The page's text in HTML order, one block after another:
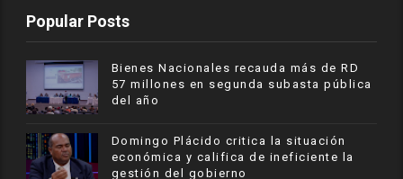
Popular Posts
Bienes Nacionales recauda más de RD
57 millones en segunda subasta pública
del año
​Domingo Plácido critica la situación
económica y califica de ineficiente la
gestión del gobierno